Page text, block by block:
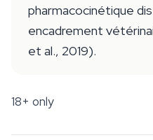
pharmacocinétique
encadrement
et al., 2019).
18+ only